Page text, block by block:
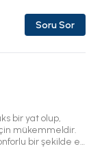
Soru Sor
bir yat olup,
mükemmeldir.
bir şekilde ev